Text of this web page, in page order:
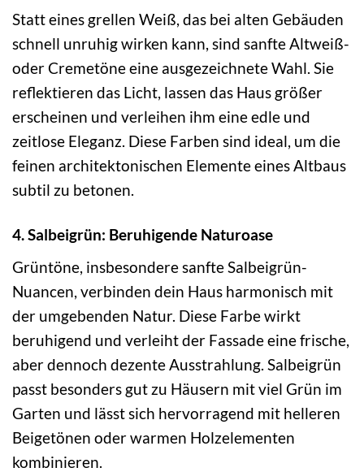
Statt eines grellen Weiß, das bei alten Gebäuden
schnell unruhig wirken kann, sind sanfte Altweiß-
oder Cremetöne eine ausgezeichnete Wahl. Sie
reflektieren das Licht, lassen das Haus größer
erscheinen und verleihen ihm eine edle und
zeitlose Eleganz. Diese Farben sind ideal, um die
feinen architektonischen Elemente eines Altbaus
subtil zu betonen.
4. Salbeigrün: Beruhigende Naturoase
Grüntöne, insbesondere sanfte Salbeigrün-
Nuancen, verbinden dein Haus harmonisch mit
der umgebenden Natur. Diese Farbe wirkt
beruhigend und verleiht der Fassade eine frische,
aber dennoch dezente Ausstrahlung. Salbeigrün
passt besonders gut zu Häusern mit viel Grün im
Garten und lässt sich hervorragend mit helleren
Beigetönen oder warmen Holzelementen
kombinieren.